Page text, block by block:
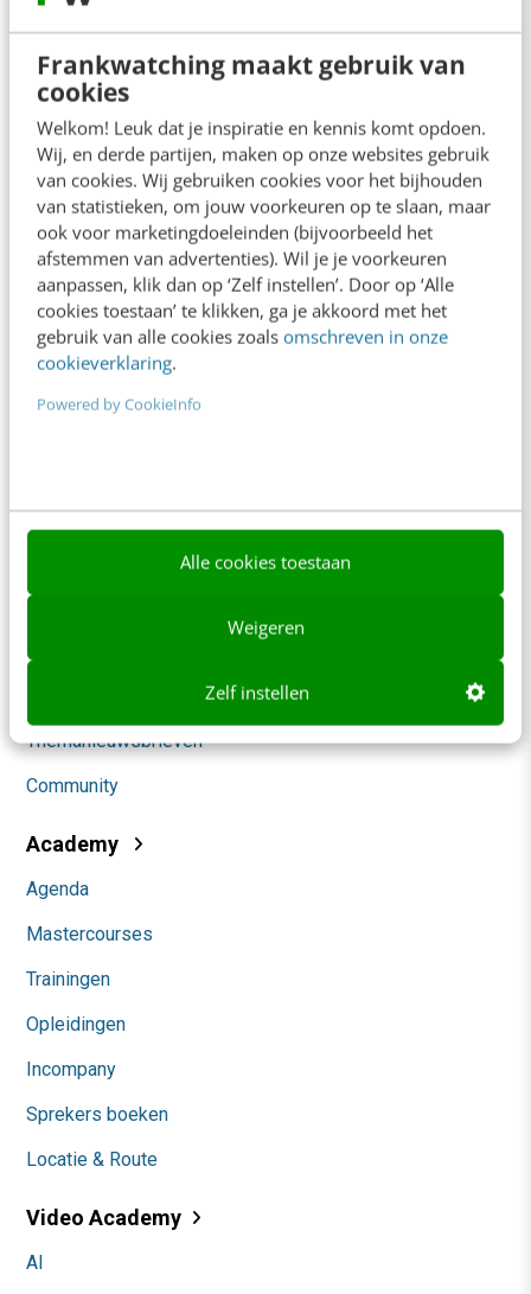
Frankwatching maakt gebruik van
cookies
Welkom! Leuk dat je inspiratie en kennis komt opdoen.
Wij, en derde partijen, maken op onze websites gebruik
van cookies. Wij gebruiken cookies voor het bijhouden
van statistieken, om jouw voorkeuren op te slaan, maar
ook voor marketingdoeleinden (bijvoorbeeld het
afstemmen van advertenties). Wil je je voorkeuren
aanpassen, klik dan op ‘Zelf instellen’. Door op ‘Alle
cookies toestaan’ te klikken, ga je akkoord met het
gebruik van alle cookies zoals omschreven in onze
cookieverklaring.
Powered by CookieInfo
Alle cookies toestaan
Weigeren
Zelf instellen
Meer contactopties
Frankwatching
Adverteren
Contact
Nieuwsbrieven
Over ons
Ons team
Werken bij
Whitepapers
AI & Tech
Content & Communicatie
Klantcontact & CX
Marketing
Themanieuwsbrieven
Community
Academy
Agenda
Mastercourses
Trainingen
Opleidingen
Incompany
Sprekers boeken
Locatie & Route
Video Academy
AI